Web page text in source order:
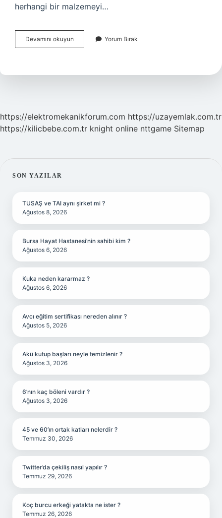
herhangi bir malzemeyi…
Devamını okuyun
Ve
Mı
Yorum Bırak
https://elektromekanikforum.com https://uzayemlak.com.tr
https://kilicbebe.com.tr knight online nttgame Sitemap
SIDEBAR
SON YAZILAR
TUSAŞ ve TAI aynı şirket mi ?
Ağustos 8, 2026
Bursa Hayat Hastanesi’nin sahibi kim ?
Ağustos 6, 2026
Kuka neden kararmaz ?
Ağustos 6, 2026
Avcı eğitim sertifikası nereden alınır ?
Ağustos 5, 2026
Akü kutup başları neyle temizlenir ?
Ağustos 3, 2026
6’nın kaç böleni vardır ?
Ağustos 3, 2026
45 ve 60’ın ortak katları nelerdir ?
Temmuz 30, 2026
Twitter’da çekiliş nasıl yapılır ?
Temmuz 29, 2026
Koç burcu erkeği yatakta ne ister ?
Temmuz 26, 2026